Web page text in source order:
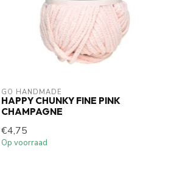
GO HANDMADE
HAPPY CHUNKY FINE PINK
CHAMPAGNE
€4,75
Op voorraad